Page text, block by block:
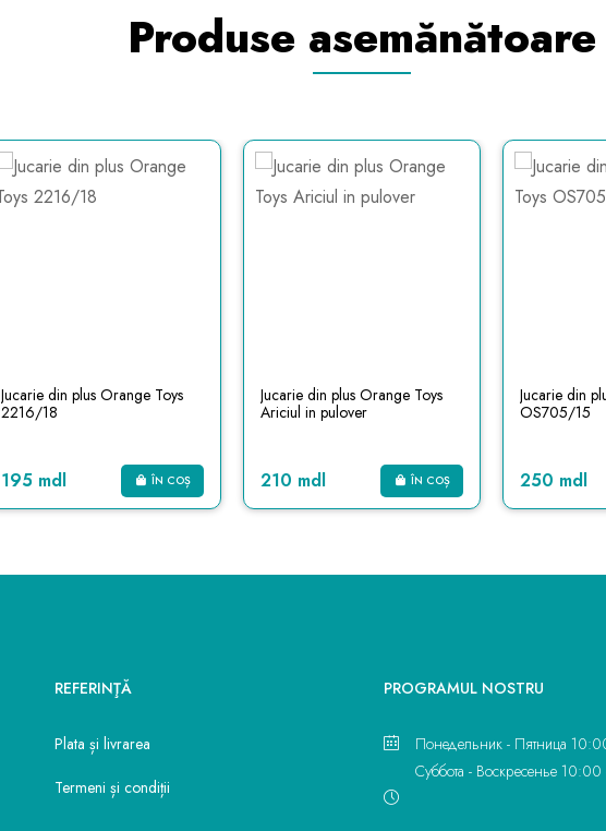
Produse asemănătoare
Jucarie din plus Orange Toys
2216/18
195 mdl ÎN COȘ
Jucarie din plus Orange Toys
Ariciul in pulover
210 mdl ÎN COȘ
Jucarie din
OS705/15
250 mdl
REFERINŢĂ
Plata și livrarea
Termeni și condiții
PROGRAMUL NOSTRU
Понедельник - Пятница
Суббота - Воскресенье